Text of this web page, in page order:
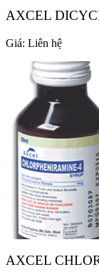
AXCEL
Giá: Liên hệ
AXCEL